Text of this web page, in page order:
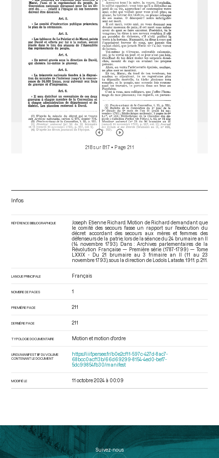
218 sur 817 • Page 211
Infos
RÉFÉRENCE BIBLIOGRAPHIQUE
Joseph Etienne Richard. Motion de Richard demandant que
le comité des secours fasse un rapport sur l'exécution du
décret accordant des secours aux mères et femmes des
défenseurs de la patrie, lors de la séance du 24 brumaire an II
(14 novembre 1793). Dans : Archives parlementaires de la
Révolution Française — Première série (1787-1799) — Tome
LXXIX - Du 21 brumaire au 3 frimaire an II (11 au 23
novembre 1793) , sous la direction de Lodoïs Lataste. 1911. p. 211.
LANGUE PRINCIPALE Français
NOMBRE DE PAGES 1
PREMIÈRE PAGE 211
DERNIÈRE PAGE 211
TYPOLOGIE DOCUMENTAIRE Motion et motion d'ordre
URI DU MANIFEST IIIF DU VOLUME
CONTENANT LE DOCUMENT
https://iiif.persee.fr/b0e2cf11-597c-427d-8ac7-
68bcc0acf13b/66d69299-8154-4ed0-bef7-
5dc99854fb30/manifest
MODIFIÉ LE 11 octobre 2024 à 00:09
Suivez-nous